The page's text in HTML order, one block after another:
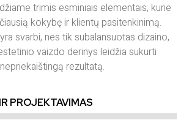
trimis esminiais elementais, kurie
kokybę ir klientų pasitenkinimą.
svarbi, nes tik subalansuotas dizaino,
vaizdo derinys leidžia sukurti
nepriekaištingą rezultatą.
PROJEKTAVIMAS